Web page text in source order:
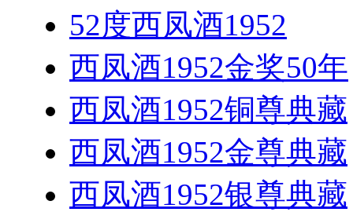
52度西凤酒1952
西凤酒1952金奖50年
西凤酒1952铜尊典藏
西凤酒1952金尊典藏
西凤酒1952银尊典藏